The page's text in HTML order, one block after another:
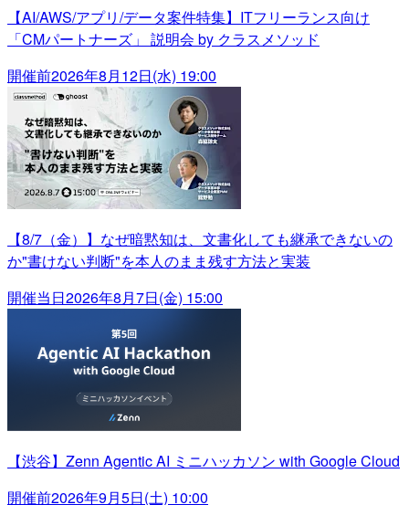
【AI/AWS/アプリ/データ案件特集】ITフリーランス向け
「CMパートナーズ」 説明会 by クラスメソッド
開催前2026年8月12日(水) 19:00
【8/7（金）】なぜ暗黙知は、文書化しても継承できないの
か"書けない判断"を本人のまま残す方法と実装
開催当日2026年8月7日(金) 15:00
【渋谷】Zenn Agentic AI ミニハッカソン with Google Cloud
開催前2026年9月5日(土) 10:00